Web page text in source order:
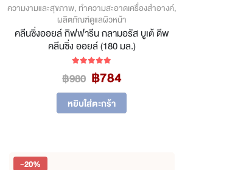
ความงามและสุขภาพ, ทำความสะอาดเครื่องสำอางค์,
ผลิตภัณฑ์ดูแลผิวหน้า
คลีนซิ่งออยล์ กิฟฟารีน กลามอรัส บูเต้ ดีพ
คลีนซิ่ง ออยล์ (180 มล.)
฿980 Original
price
was:
฿980.
฿784Current
price
฿784.
หยิบใส่ตะกร้า
-20%